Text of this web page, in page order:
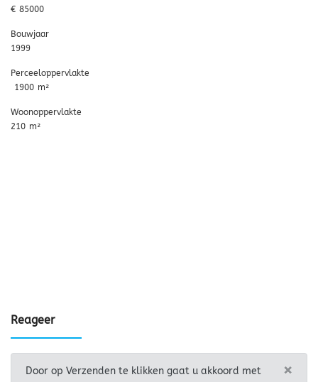
€ 85000
Bouwjaar
1999
Perceeloppervlakte
1900 m²
Woonoppervlakte
210 m²
Reageer
×
Door op Verzenden te klikken gaat u akkoord met